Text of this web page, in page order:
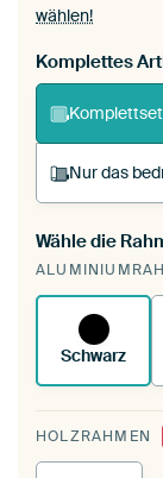
wählen!
Komplettes
Nur das
Du
deinen
Wähle die
Schwarz
HOLZRAHMEN